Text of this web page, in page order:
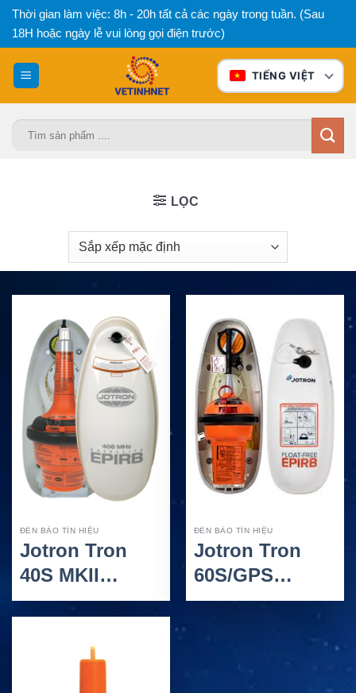
Bỏ
qua
nội
dung
Thời gian làm việc: 8h - 20h tất cả các ngày trong tuần. (Sau
18H hoặc ngày lễ vui lòng gọi điện trước)
TIẾNG VIỆT
LỌC
ĐÈN BÁO TÍN HIỆU
Jotron Tron
40S MKII
EPIRB – Phao
Báo Nạn
GMDSS 406
MHz Cho Tàu
ĐÈN BÁO TÍN HIỆU
Jotron Tron
60S/GPS
EPIRB – Phao
Cho Tàu Biển